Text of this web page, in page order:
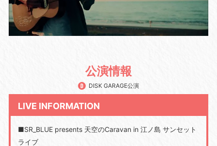
公演情報
DISK GARAGE公演
LIVE INFORMATION
■SR_BLUE presents 天空のCaravan in 江ノ島 サンセット
ライブ